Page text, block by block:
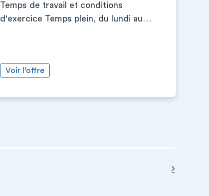
Temps de travail et conditions
d'exercice Temps plein, du lundi au…
Voir l’offre
Page